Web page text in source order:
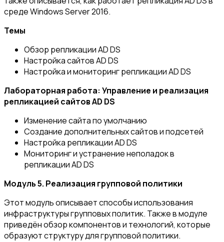
среде Windows Server 2016.
Темы
Обзор репликации AD DS
Настройка сайтов AD DS
Настройка и мониторинг репликации AD DS
Лабораторная работа: Управление и реализация
репликацией сайтов AD DS
Изменение сайта по умолчанию
Создание дополнительных сайтов и подсетей
Настройка репликации AD DS
Мониторинг и устранение неполадок в
репликации AD DS
Модуль 5. Реализация групповой политики
Этот модуль описывает способы использования
инфраструктуры групповых политик. Также в модуле
приведён обзор компонентов и технологий, которые
образуют структуру для групповой политики.